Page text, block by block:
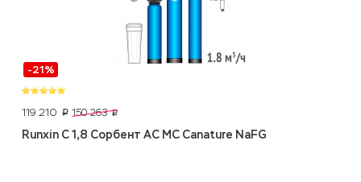
-21%
119 210 p 150 263 p
Runxin C 1,8 Сорбент АС МС Canature NaFG